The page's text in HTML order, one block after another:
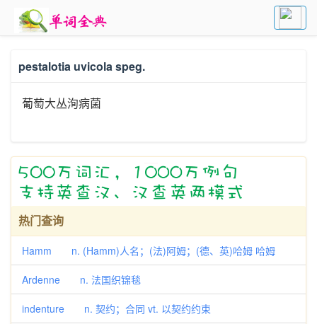
pestalotia uvicola speg.
葡萄大丛洵病菌
热门查询
Hamm n. (Hamm)人名；(法)阿姆；(德、英)哈姆 哈姆
Ardenne n. 法国织锦毯
indenture n. 契约；合同 vt. 以契约约束